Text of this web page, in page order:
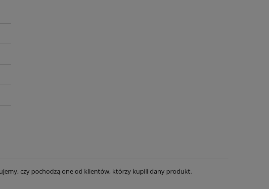
czy pochodzą one od klientów, którzy kupili dany produkt.